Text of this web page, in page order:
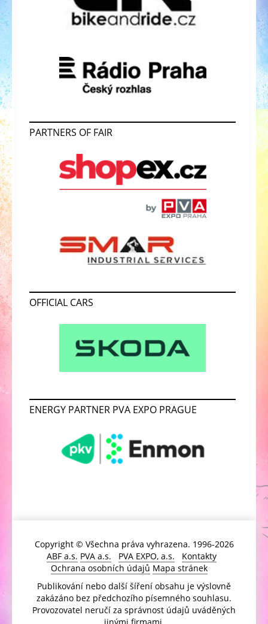
PARTNERS OF FAIR
OFFICIAL CARS
ENERGY PARTNER PVA EXPO PRAGUE
Copyright © Všechna práva vyhrazena. 1996-2026
ABF a.s. PVA a.s. PVA EXPO, a.s.
Kontakty
Ochrana osobních údajů Mapa stránek
Publikování nebo další šíření obsahu je výslovně
zakázáno bez předchozího písemného souhlasu.
Provozovatel neručí za správnost údajů uváděných